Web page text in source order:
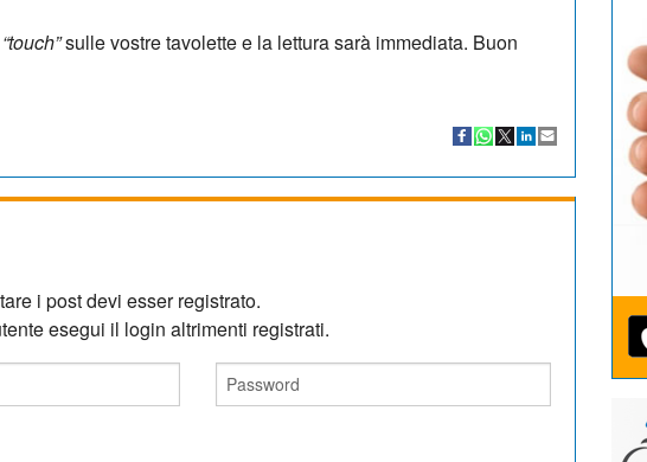
“touch”sulle vostre tavolette e la lettura sarà immediata. Buon
i post devi esser registrato.
esegui il login altrimenti registrati.